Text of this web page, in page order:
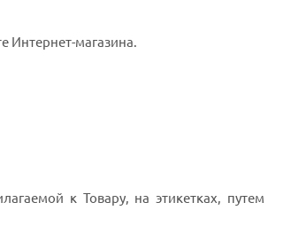
Интернет-магазина.
к Товару, на этикетках, путем